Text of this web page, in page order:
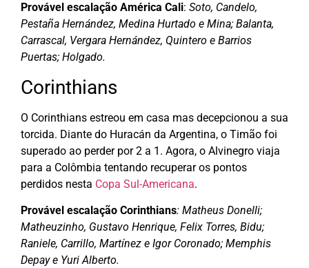
Provável escalação América Cali: Soto, Candelo,
Pestaña Hernández, Medina Hurtado e Mina; Balanta,
Carrascal, Vergara Hernández, Quintero e Barrios
Puertas; Holgado.
Corinthians
O Corinthians estreou em casa mas decepcionou a sua
torcida. Diante do Huracán da Argentina, o Timão foi
superado ao perder por 2 a 1. Agora, o Alvinegro viaja
para a Colômbia tentando recuperar os pontos
perdidos nesta Copa Sul-Americana.
Provável escalação Corinthians: Matheus Donelli;
Matheuzinho, Gustavo Henrique, Felix Torres, Bidu;
Raniele, Carrillo, Martínez e Igor Coronado; Memphis
Depay e Yuri Alberto.